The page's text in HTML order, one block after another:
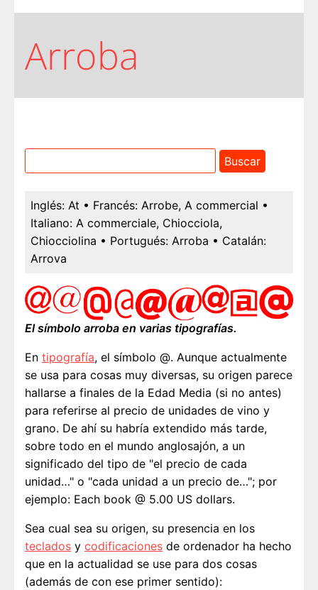
Arroba
Inglés: At • Francés: Arrobe, A commercial •
Italiano: A commerciale, Chiocciola,
Chiocciolina • Portugués: Arroba • Catalán:
Arrova
El símbolo arroba en varias tipografías.
En tipografía, el símbolo @. Aunque actualmente
se usa para cosas muy diversas, su origen parece
hallarse a finales de la Edad Media (si no antes)
para referirse al precio de unidades de vino y
grano. De ahí su habría extendido más tarde,
sobre todo en el mundo anglosajón, a un
significado del tipo de "el precio de cada
unidad…" o "cada unidad a un precio de…"; por
ejemplo: Each book @ 5.00 US dollars.
Sea cual sea su origen, su presencia en los
teclados y codificaciones de ordenador ha hecho
que en la actualidad se use para dos cosas
(además de con ese primer sentido):